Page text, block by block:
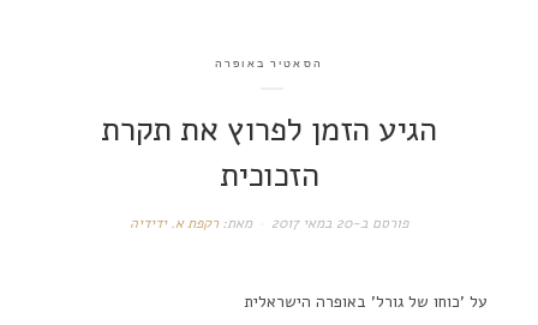
הסאטיר באופרה
הגיע הזמן לפרוץ את תקרת
הזכוכית
פורסם ב-20 במאי 2017 מאת:רקפת א. ידידיה
על 'כוחו של גורל' באופרה הישראלית